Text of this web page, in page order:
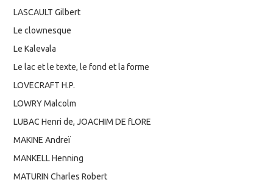
LASCAULT Gilbert
Le clownesque
Le Kalevala
Le lac et le texte, le fond et la forme
LOVECRAFT H.P.
LOWRY Malcolm
LUBAC Henri de, JOACHIM DE fLORE
MAKINE Andreï
MANKELL Henning
MATURIN Charles Robert